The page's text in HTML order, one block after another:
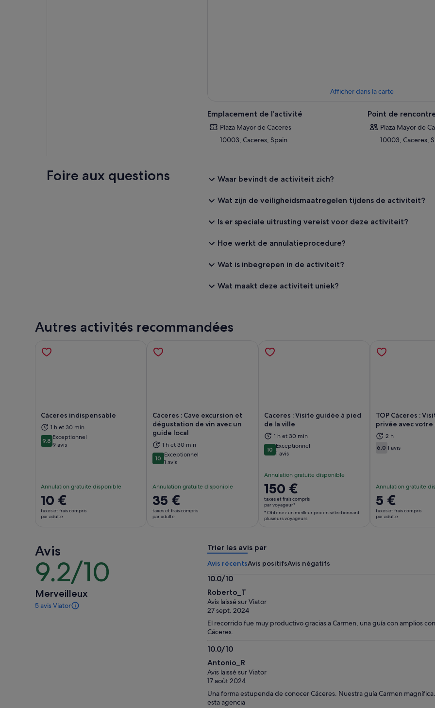
Afficher dans la carte
Emplacement de l’activité
Plaza Mayor de Caceres
10003, Caceres, Spain
Point de
Plaza Mayor de
10003, Caceres,
Foire aux questions Waar bevindt de activiteit zich?
Wat zijn de veiligheidsmaatregelen tijdens de activiteit?
Is er speciale uitrusting vereist voor deze activiteit?
Hoe werkt de annulatieprocedure?
Wat is inbegrepen in de activiteit?
Wat maakt deze activiteit uniek?
Autres activités recommandées
Cáceres indispensable
1 h et 30 min
9.89.8 sur 10
Exceptionnel
9 avis
Annulation gratuite disponible
Le
prix
est
adulte
10 €
taxes et frais compris
par adulte
S’ouvre dans un nouvel onglet.
Cáceres : Cave excursion et
dégustation de vin avec un
guide local
1 h et 30 min
1010 sur 10
Exceptionnel
1 avis
Annulation gratuite disponible
Le
prix
est
35 €
taxes et frais compris
par adulte
S’ouvre dans un nouvel onglet.
Caceres : Visite guidée à pied
de la ville
1 h et 30 min
1010 sur 10
Exceptionnel
1 avis
Annulation gratuite disponible
Le
prix
est
de 150 €.
* Obtenez
meilleur
voyageurs
150 €
taxes et frais compris
par voyageur*
* Obtenez un meilleur prix en sélectionnant
plusieurs voyageurs
S’ouvre dans un nouvel onglet.
TOP Cáceres :
privée avec votre
2 h
6.06.0 sur 10
1 avis
Annulation gratuite
Le
prix
est
5 €
taxes et frais compris
par adulte
Avis
9.2/10
9.2
sur
10
Merveilleux
5 avis Viator
5 avis
Trier les avis par
Avis récentsAvis positifsAvis négatifs
10.0/10
10.0
sur
10
Roberto_T
Avis laissé sur Viator
27 sept. 2024
El recorrido fue muy productivo gracias a Carmen, una guía con amplios
Cáceres.
10.0/10
10.0
sur
10
Antonio_R
Avis laissé sur Viator
17 août 2024
Una forma estupenda de conocer Cáceres. Nuestra guía Carmen
esta agencia